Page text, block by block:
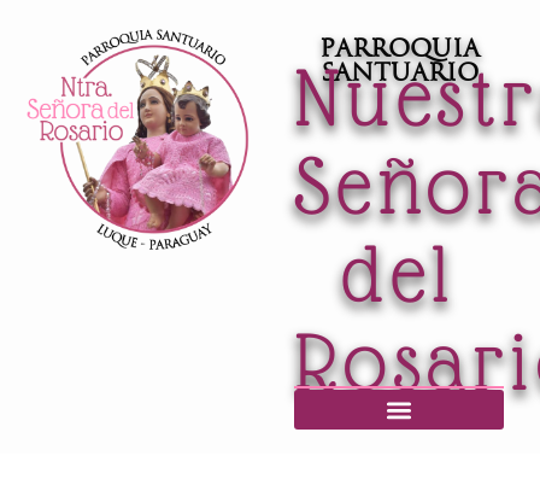
Parroquia
Santuario
del